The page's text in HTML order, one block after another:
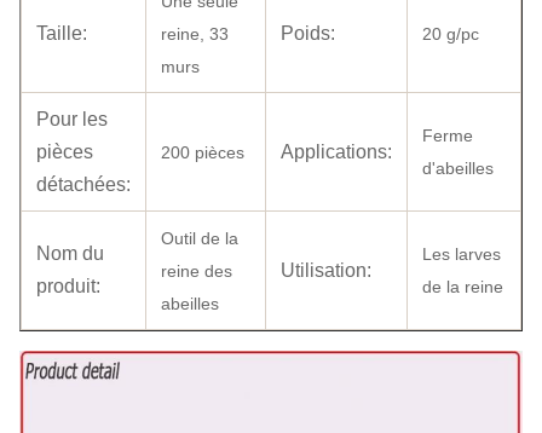
Taille:
reine, 33
murs
Poids: 20 g/pc
Pour les
pièces
détachées:
200 pièces Applications:
Ferme
d'abeilles
Nom du
produit:
Outil de la
reine des
abeilles
Utilisation:
Les larves
de la reine